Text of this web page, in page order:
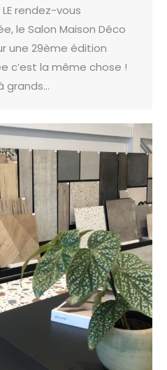
rendez-vous
le Salon Maison Déco
une 29ème édition
c’est la même chose !
grands…